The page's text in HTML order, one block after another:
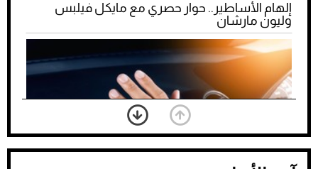
إلهام الأساطير.. حوار حصري مع مايكل فيلبس
وليون مارشان